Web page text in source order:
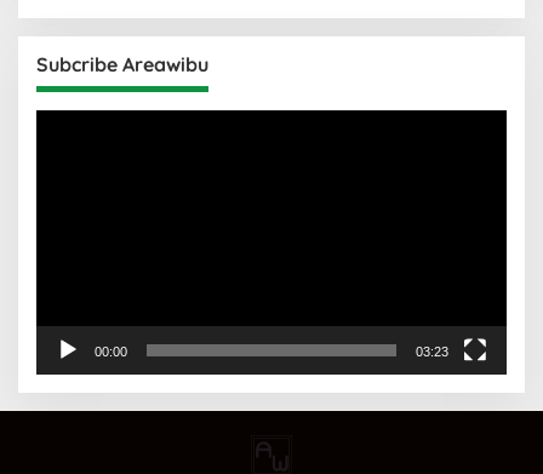
Subcribe Areawibu
00:00 03:23